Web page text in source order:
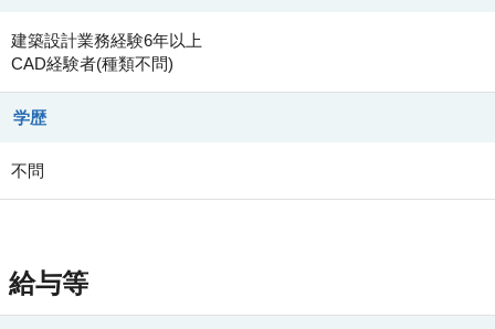
建築設計業務経験6年以上
CAD経験者(種類不問)
学歴
不問
給与等